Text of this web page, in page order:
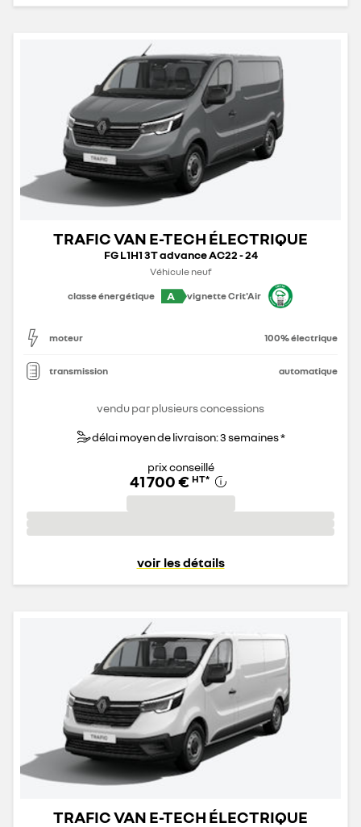
TRAFIC VAN E-TECH ÉLECTRIQUE
FG L1H1 3T advance AC22 - 24
Véhicule neuf
classe énergétique
A vignette Crit'Air
moteur 100% électrique
transmission automatique
vendu par plusieurs concessions
délai moyen de livraison: 3 semaines *
prix conseillé
41 700 € HT*
voir les détails
TRAFIC VAN E-TECH ÉLECTRIQUE